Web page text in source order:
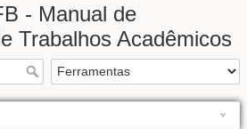
- Manual de
Trabalhos Acadêmicos